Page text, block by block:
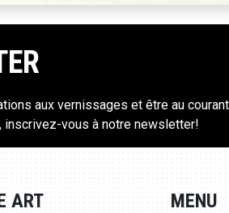
aux vernissages et être au
inscrivez-vous à notre newsletter!
ART MENU